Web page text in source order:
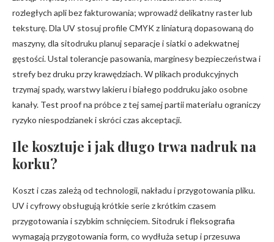
rozległych apli bez fakturowania; wprowadź delikatny raster lub
teksturę. Dla UV stosuj profile CMYK z liniaturą dopasowaną do
maszyny, dla sitodruku planuj separacje i siatki o adekwatnej
gęstości. Ustal tolerancje pasowania, marginesy bezpieczeństwa i
strefy bez druku przy krawędziach. W plikach produkcyjnych
trzymaj spady, warstwy lakieru i białego poddruku jako osobne
kanały. Test proof na próbce z tej samej partii materiału ograniczy
ryzyko niespodzianek i skróci czas akceptacji.
Ile kosztuje i jak długo trwa nadruk na
korku?
Koszt i czas zależą od technologii, nakładu i przygotowania pliku.
UV i cyfrowy obsługują krótkie serie z krótkim czasem
przygotowania i szybkim schnięciem. Sitodruk i fleksografia
wymagają przygotowania form, co wydłuża setup i przesuwa